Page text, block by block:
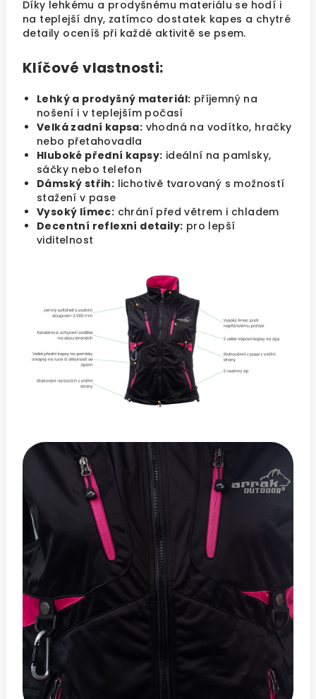
Díky lehkému a prodyšnému materiálu se hodí i
na teplejší dny, zatímco dostatek kapes a chytré
detaily oceníš při každé aktivitě se psem.
Klíčové vlastnosti:
Lehký a prodyšný materiál: příjemný na
nošení i v teplejším počasí
Velká zadní kapsa: vhodná na vodítko, hračky
nebo přetahovadla
Hluboké přední kapsy: ideální na pamlsky,
sáčky nebo telefon
Dámský střih: lichotivě tvarovaný s možností
stažení v pase
Vysoký límec: chrání před větrem i chladem
Decentní reflexní detaily: pro lepší
viditelnost